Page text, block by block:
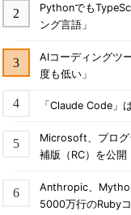
Pythonでも
ング言語」
AIコーディングツ
度も低い」
「Claude Code
Microsoft、プロ
補版（RC）を公開
Anthropic、
5000万行のRuby